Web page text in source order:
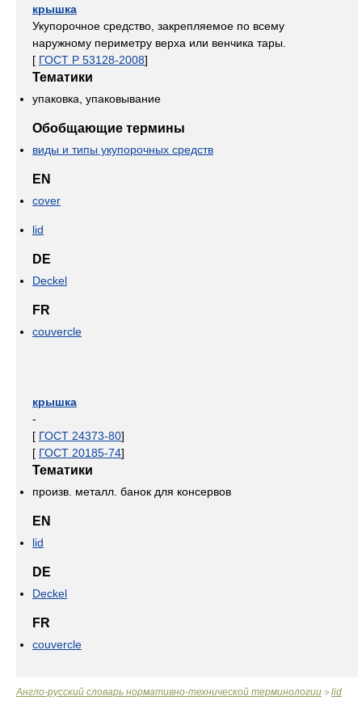
крышка
Укупорочное средство, закрепляемое по всему
наружному периметру верха или венчика тары.
[ ГОСТ Р 53128-2008]
Тематики
упаковка, упаковывание
Обобщающие термины
виды и типы укупорочных средств
EN
cover
lid
DE
Deckel
FR
couvercle
крышка
-
[ ГОСТ 24373-80]
[ ГОСТ 20185-74]
Тематики
произв. металл. банок для консервов
EN
lid
DE
Deckel
FR
couvercle
Англо-русский словарь нормативно-технической терминологии > lid